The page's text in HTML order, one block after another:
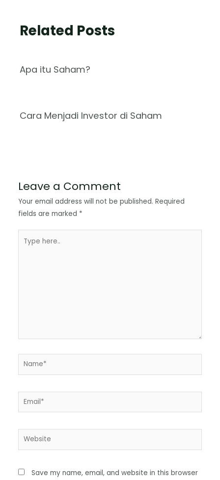
Related Posts
Apa itu Saham?
Cara Menjadi Investor di Saham
Leave a Comment
Your email address will not be published. Required
fields are marked *
Save my name, email, and website in this browser